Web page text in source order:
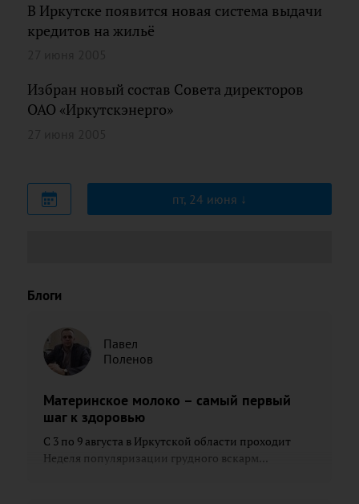
В Иркутске появится новая система выдачи
кредитов на жильё
Избран новый состав Совета директоров
ОАО «Иркутскэнерго»
пт, 24 июня
Блоги
Павел
Поленов
Материнское молоко – самый первый
шаг к здоровью
С 3 по 9 августа в Иркутской области проходит
Неделя популяризации грудного вскарм...